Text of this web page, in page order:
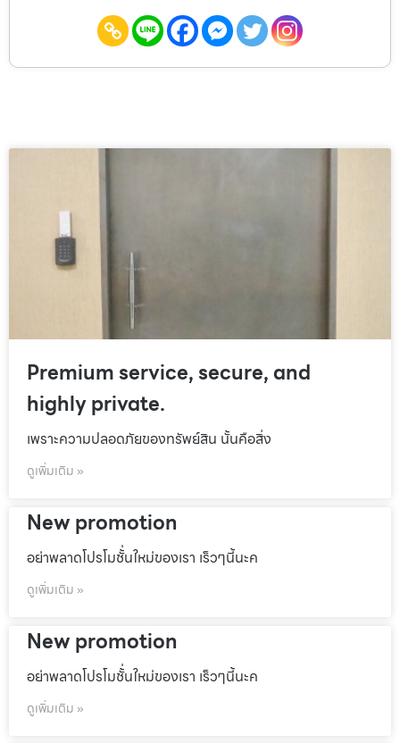
Premium service, secure, and
highly private.
เพราะความปลอดภัยของทรัพย์สิน นั้นคือสิ่ง
ดูเพิ่มเติม »
New promotion
อย่าพลาดโปรโมชั้่นใหม่ของเรา เร็วๆนี้นะค
ดูเพิ่มเติม »
New promotion
อย่าพลาดโปรโมชั้่นใหม่ของเรา เร็วๆนี้นะค
ดูเพิ่มเติม »